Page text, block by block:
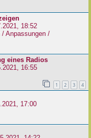
18:52
/ Anpassungen /
eines Radios
16:55
1 2 3 4
17:00